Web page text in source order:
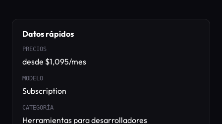
Datos rápidos
PRECIOS
desde $1,095/mes
MODELO
Subscription
CATEGORÍA
Herramientas para desarrolladores